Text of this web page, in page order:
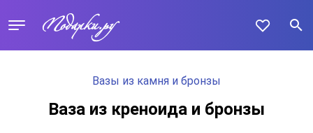
Вазы из камня и бронзы
Ваза из креноида и бронзы